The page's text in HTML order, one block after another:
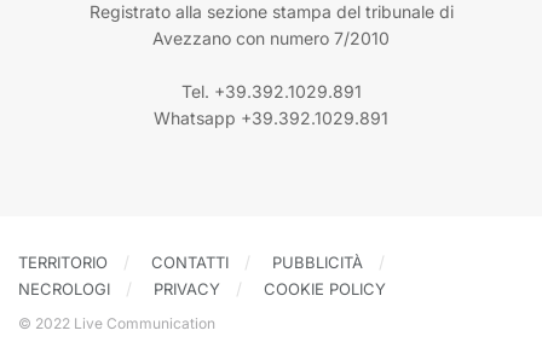
Registrato alla sezione stampa del tribunale di
Avezzano con numero 7/2010
Tel. +39.392.1029.891
Whatsapp +39.392.1029.891
TERRITORIO CONTATTI
PUBBLICITÀ
NECROLOGI
PRIVACY COOKIE POLICY
© 2022 Live Communication